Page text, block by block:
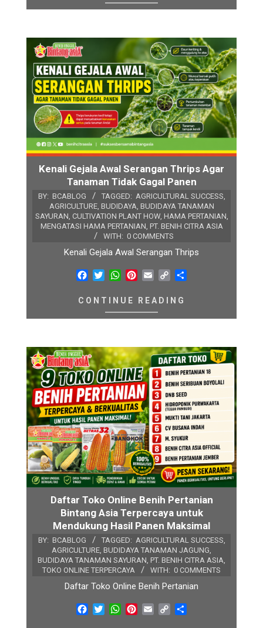
Kenali Gejala Awal Serangan Thrips Agar
Tanaman Tidak Gagal Panen
BY: BCABLOG TAGGED: AGRICULTURAL SUCCESS
AGRICULTURE, BUDIDAYA BUDIDAYA TANAMAN
SAYURAN CULTIVATION PLANT HOW, HAMA PERTANIAN
MENGATASI HAMA PERTANIAN PT. BENIH CITRA ASIA
WITH: 0 COMMENTS
Kenali Gejala Awal Serangan Thrips
Facebook
TwitterWhatsApp
Pinterest
Email Copy
CONTINUE READING
Daftar Toko Online Benih Pertanian
Bintang Asia Terpercaya untuk
Mendukung Hasil Panen Maksimal
BY: BCABLOG TAGGED: AGRICULTURAL SUCCESS
AGRICULTURE BUDIDAYA TANAMAN JAGUNG
BUDIDAYA TANAMAN SAYURAN PT. BENIH CITRA ASIA
TOKO ONLINE TERPERCAYA
WITH: 0 COMMENTS
Daftar Toko Online Benih Pertanian
Facebook
TwitterWhatsApp
Pinterest
Email Copy